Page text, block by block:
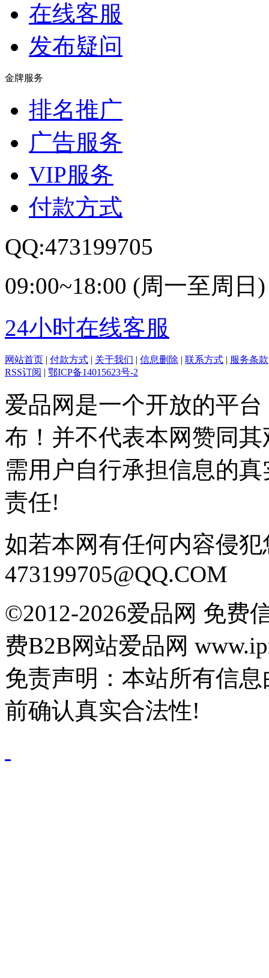
在线客服
发布疑问
金牌服务
排名推广
广告服务
VIP服务
付款方式
QQ:473199705
09:00~18:00 (周一至周日)
24小时在线客服
网站首页 | 付款方式 | 关于我们 | 信息删除 | 联系方式 | 服务条款
RSS订阅 | 鄂ICP备14015623号-2
爱品网是一个开放的平
布！并不代表本网赞同
需用户自行承担信息的
责任!
如若本网有任何内容侵
473199705@QQ.COM
©2012-2026爱品网 免费
费B2B网站爱品网
免责声明：本站所有信
前确认真实合法性!